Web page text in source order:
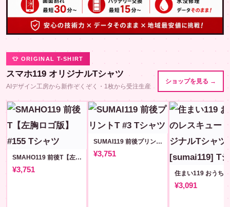
👕 ORIGINAL T-SHIRT
スマホ119 オリジナルTシャツ
AIデザイン工房から新作ぞくぞく・1枚から受注生産
ショップを見る →
SMAHO119 前後T【左胸ロゴ版】#155
¥3,751
SUMAI119 前後プリントT #3
¥3,751
¥3,091